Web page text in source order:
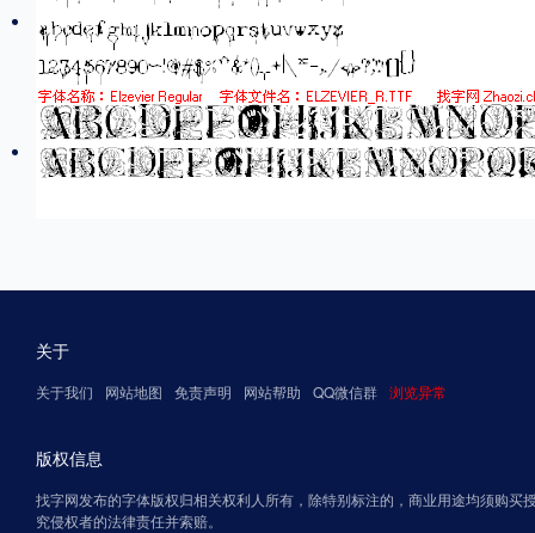
关于
关于我们 网站地图 免责声明 网站帮助 QQ微信群 浏览异常
版权信息
找字网发布的字体版权归相关权利人所有，除特别标注的，商业用途均须购买
究侵权者的法律责任并索赔。